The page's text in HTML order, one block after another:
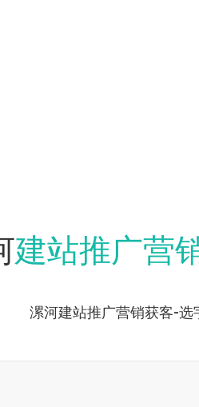
建站推广营
漯河建站推广营销获客-选